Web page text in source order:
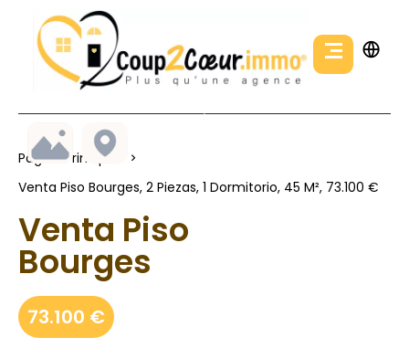
Página Principal
Venta Piso Bourges, 2 Piezas, 1 Dormitorio, 45 M², 73.100 €
Venta Piso
Bourges
73.100 €